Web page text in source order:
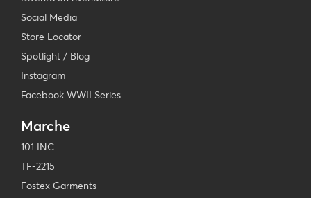
Social Media
Store Locator
Spotlight / Blog
Instagram
Facebook WWII Series
Marche
101 INC
TF-2215
Fostex Garments